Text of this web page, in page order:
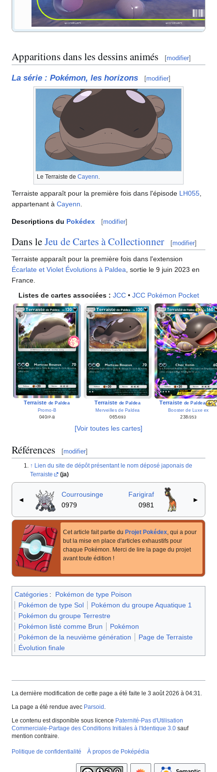
Apparitions dans les dessins animés [modifier]
La série : Pokémon, les horizons [modifier]
Le Terraiste de Cayenn.
Terraiste apparaît pour la première fois dans l'épisode LH055
appartenant à Cayenn
Descriptions du Pokédex [modifier]
Dans leJeu de Cartes à Collectionner [modifier]
Terraiste apparaît pour la première fois dans l'extension
Écarlate et Violet Évolutions à Paldea, sortie le 9 juin 2023 en
France.
Listes de cartes associées : JCC• JCC Pokémon Pocket
Terraiste de Paldea
Promo-B
040/P-B
Terraiste de Paldea
Merveilles de Paldea
065/093
Terraiste de Paldea
Booster de Luxe ex
238/353
[Voir toutes les cartes]
Références [modifier]
Lien du site de dépôt présentant le nom déposé japonais de
Terraiste
(ja)
◄
Courrousinge
0979
Farigiraf
0981
►
Cet article fait partie du Projet Pokédex , qui a pour
but la mise en place d'articles exhaustifs pour
chaque Pokémon. Merci de lire la page du projet
avant toute édition !
Catégories :
Pokémon de type Poison
Pokémon de type Sol
Pokémon du groupe Aquatique 1
Pokémon du groupe Terrestre
Pokémon listé comme Brun
Pokémon
Pokémon de la neuvième génération
Page de Terraiste
Évolution finale
La dernière modification de cette page a été faite le 3 août 2026 à 04:31.
La page a été rendue avec Parsoid
Le contenu est disponible sous licence Paternité-Pas d'Utilisation
Commerciale-Partage des Conditions Initiales à l'Identique 3.0 sauf
mention contraire.
Politique de confidentialité À propos de Poképédia